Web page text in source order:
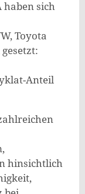
haben sich
Toyota
Anteil
hinsichtlich